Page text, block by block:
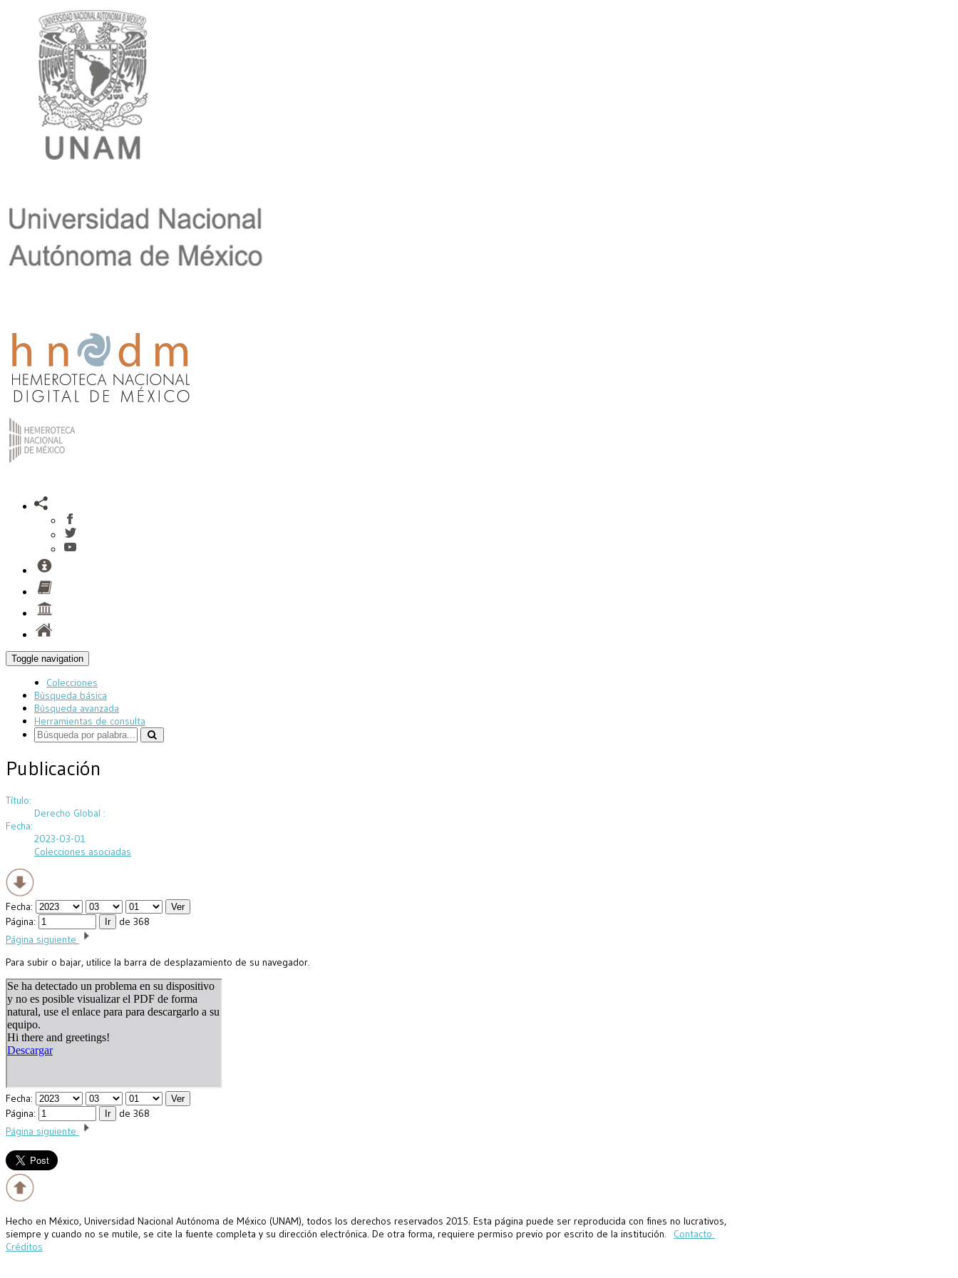
Toggle navigation
Colecciones
Búsqueda básica
Búsqueda avanzada
Herramientas de consulta
Publicación
Título:
Derecho Global :
Fecha:
2023-03-01
Colecciones asociadas
Fecha:
Página:
de 368
Página siguiente
Para subir o bajar, utilice la barra de desplazamiento de su navegador.
Fecha:
Página:
de 368
Página siguiente
Hecho en México, Universidad Nacional Autónoma de México (UNAM), todos los derechos reservados 2015. Esta página puede ser reproducida con fines no lucrativos,
siempre y cuando no se mutile, se cite la fuente completa y su dirección electrónica. De otra forma, requiere permiso previo por escrito de la institución. Contacto
Créditos